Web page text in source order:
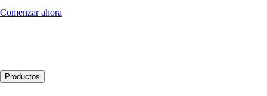
Comenzar ahora
Productos